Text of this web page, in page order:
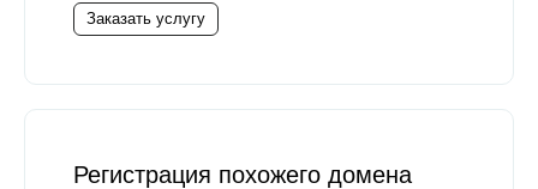
Заказать услугу
Регистрация похожего домена